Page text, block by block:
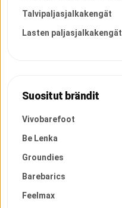
Talvipaljasjalkakengät
Lasten paljasjalkakengät
Suositut brändit
Vivobarefoot
Be Lenka
Groundies
Barebarics
Feelmax